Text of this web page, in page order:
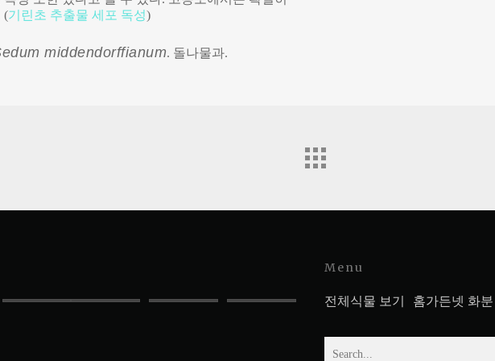
(기린초 추출물 세포 독성)
middendorffianum. 돌나물과.
Menu
전체식물 보기 홈가든넷 화